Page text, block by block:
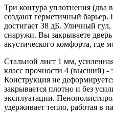
Три контура уплотнения (два
создают герметичный барьер.
достигает 38 дБ. Уличный
снаружи. Вы закрываете
акустического комфорта, где
Стальной лист 1 мм,
класс прочности 4 (высший) -
Конструкция не
закрывается плотно и без
эксплуатации.
удерживает тепло, работая в